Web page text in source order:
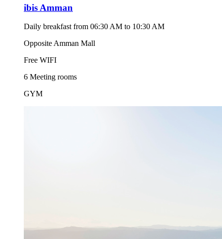
ibis Amman
Daily breakfast from 06:30 AM to 10:30 AM
Opposite Amman Mall
Free WIFI
6 Meeting rooms
GYM